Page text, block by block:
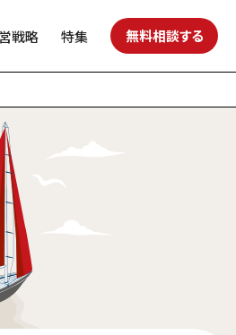
戦略 特集 無料相談する